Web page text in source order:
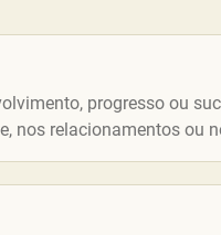
progresso ou
nos relacionamentos ou